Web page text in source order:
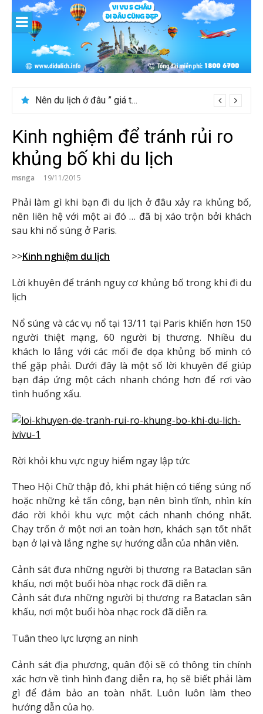
content
Nên du lịch ở đâu ” giá tốt” dịp lễ quốc khánh 2/9
Kinh nghiệm để tránh rủi ro
khủng bố khi du lịch
msnga 19/11/2015
Phải làm gì khi bạn đi du lịch ở đâu xảy ra khủng bố,
nên liên hệ với một ai đó … đã bị xáo trộn bởi khách
sau khi nổ súng ở Paris.
>>Kinh nghiệm du lịch
Lời khuyên để tránh nguy cơ khủng bố trong khi đi du
lịch
Nổ súng và các vụ nổ tại 13/11 tại Paris khiến hơn 150
người thiệt mạng, 60 người bị thương. Nhiều du
khách lo lắng với các mối đe dọa khủng bố mình có
thể gặp phải. Dưới đây là một số lời khuyên để giúp
bạn đáp ứng một cách nhanh chóng hơn để rơi vào
tình huống xấu.
Rời khỏi khu vực nguy hiểm ngay lập tức
Theo Hội Chữ thập đỏ, khi phát hiện có tiếng súng nổ
hoặc những kẻ tấn công, bạn nên bình tĩnh, nhìn kín
đáo rời khỏi khu vực một cách nhanh chóng nhất.
Chạy trốn ở một nơi an toàn hơn, khách sạn tốt nhất
bạn ở lại và lắng nghe sự hướng dẫn của nhân viên.
Cảnh sát đưa những người bị thương ra Bataclan sân
khấu, nơi một buổi hòa nhạc rock đã diễn ra.
Cảnh sát đưa những người bị thương ra Bataclan sân
khấu, nơi một buổi hòa nhạc rock đã diễn ra.
Tuân theo lực lượng an ninh
Cảnh sát địa phương, quân đội sẽ có thông tin chính
xác hơn về tình hình đang diễn ra, họ sẽ biết phải làm
gì để đảm bảo an toàn nhất. Luôn luôn làm theo
hướng dẫn của họ.